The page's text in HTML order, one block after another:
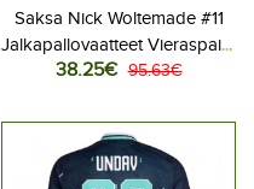
Saksa Nick Woltemade #11
Jalkapallovaatteet Vieraspaita
MM-kisat 2026 Lyhythihainen
38.25€ 95.63€